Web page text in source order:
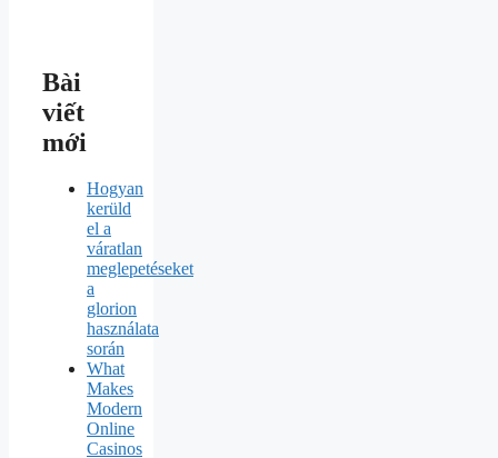
Bài
viết
mới
Hogyan
kerüld
el a
váratlan
meglepetéseket
a
glorion
használata
során
What
Makes
Modern
Online
Casinos